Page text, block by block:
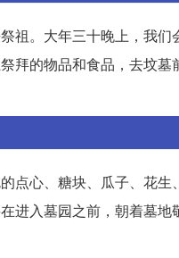
祖。大年三十晚上，我
拜的物品和食品，去坟
点心、糖块、瓜子、花
进入墓园之前，朝着墓